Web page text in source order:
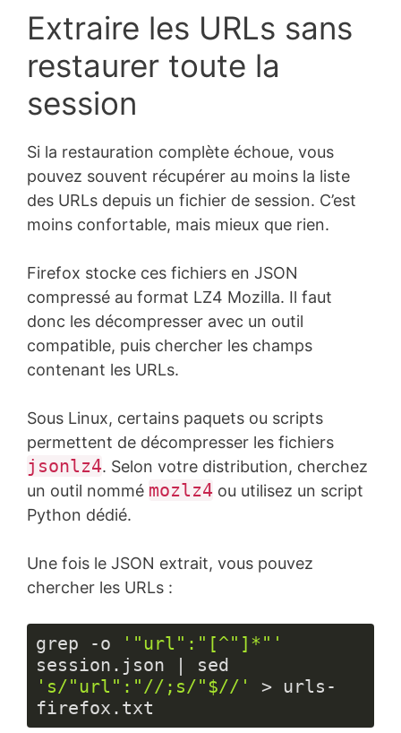
Extraire les URLs sans
restaurer toute la
session
Si la restauration complète échoue, vous
pouvez souvent récupérer au moins la liste
des URLs depuis un fichier de session. C’est
moins confortable, mais mieux que rien.
Firefox stocke ces fichiers en JSON
compressé au format LZ4 Mozilla. Il faut
donc les décompresser avec un outil
compatible, puis chercher les champs
contenant les URLs.
Sous Linux, certains paquets ou scripts
permettent de décompresser les fichiers
jsonlz4. Selon votre distribution, cherchez
un outil nommé mozlz4 ou utilisez un script
Python dédié.
Une fois le JSON extrait, vous pouvez
chercher les URLs :
grep -o
'"url":"[^"]*"'
's/"url":"//;s/"$//'
> urls-
firefox.txt